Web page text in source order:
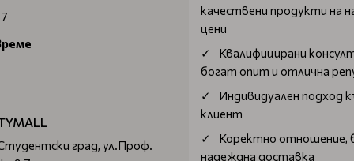
град, ул.Проф.
качествени продукти на
цени
Квалифицирани
богат опит и отлична
Индивидуален подход
клиент
Коректно отношение,
надеждна доставка